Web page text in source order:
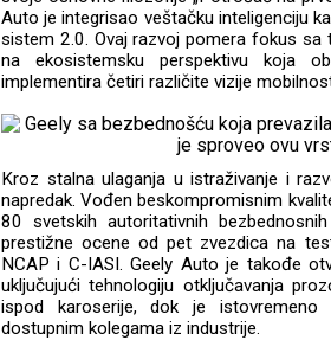
Auto je integrisao veštačku inteligenciju
sistem 2.0. Ovaj razvoj pomera fokus sa
na ekosistemsku perspektivu koja
implementira četiri različite vizije
Kroz stalna ulaganja u istraživanje i
napredak. Vođen beskompromisnim
80 svetskih autoritativnih
prestižne ocene od pet zvezdica na
NCAP i C-IASI. Geely Auto je takođe
uključujući tehnologiju otključavanja
ispod karoserije, dok je istovremeno
dostupnim kolegama iz industrije.